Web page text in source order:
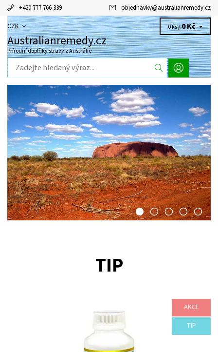
+420 777 766 339 objednavky@australianremedy.cz
CZK
Australianremedy.cz
Přírodní doplňky stravy z Austrálie
0 ks /0 Kč
TIP
AKCE
TIP
Doplněk stravy Ginkgo 2500 - Ginkgo Biloba 2500 mg - 100 kapslí
Produkt Ginkgo 2500 mg obsahuje vysokou koncentraci Ginkgo
Australian Remedy